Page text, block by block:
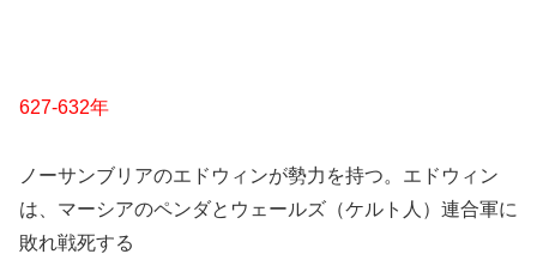
627-632年
ノーサンブリアのエドウィンが勢力を持つ。エドウィン
は、マーシアのペンダとウェールズ（ケルト人）連合軍に
敗れ戦死する